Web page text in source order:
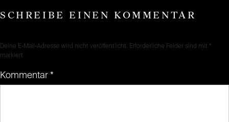
SCHREIBE EINEN KOMMENTAR
Deine E-Mail-Adresse wird nicht veröffentlicht. Erforderliche Felder sind mit *
markiert
Kommentar *